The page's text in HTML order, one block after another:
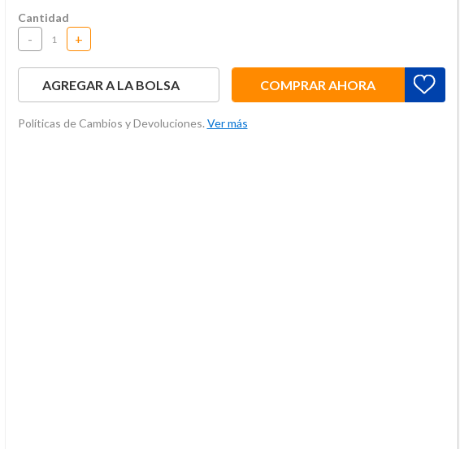
Cantidad
- +
AGREGAR A LA BOLSA COMPRAR AHORA
Políticas de Cambios y Devoluciones. Ver más